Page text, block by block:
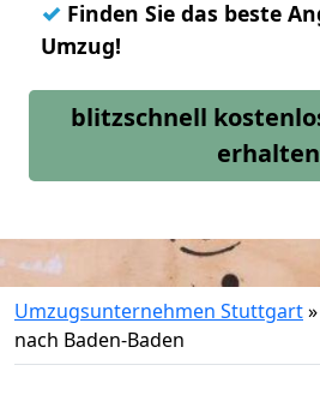
✓ Finden Sie das beste
Umzug!
blitzschnell
erhalten
Umzugsunternehmen Stuttgart»
nach Baden-Baden